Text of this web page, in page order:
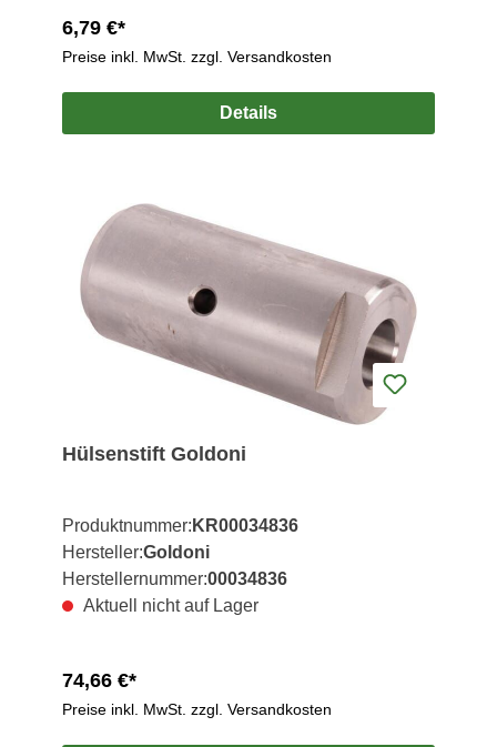
6,79 €*
Preise inkl. MwSt. zzgl. Versandkosten
Details
Hülsenstift Goldoni
Produktnummer: KR00034836
Hersteller:Goldoni
Herstellernummer:00034836
Aktuell nicht auf Lager
74,66 €*
Preise inkl. MwSt. zzgl. Versandkosten